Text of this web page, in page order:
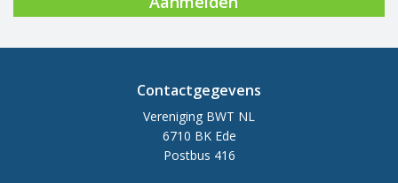
Contactgegevens
Vereniging BWT NL
6710 BK Ede
Postbus 416